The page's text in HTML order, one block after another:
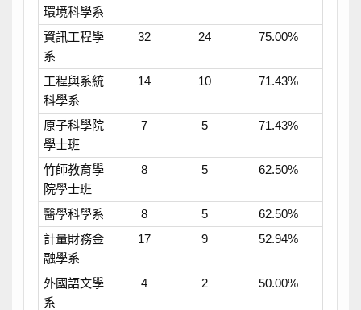
環境科學系
資訊工程學
系
32 24 75.00%
工程與系統
科學系
14 10 71.43%
原子科學院
學士班
7 5 71.43%
竹師教育學
院學士班
8 5 62.50%
醫學科學系 8 5
62.50%
計量財務金
融學系
17 9 52.94%
外國語文學
系
4 2 50.00%